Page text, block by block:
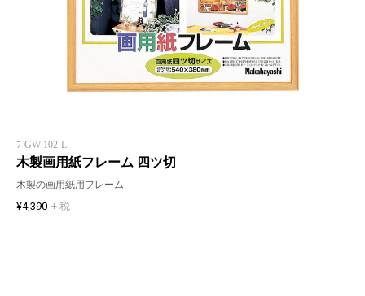
ﾌ-GW-102-L
木製画用紙フレーム 四ツ切
木製の画用紙用フレーム
¥4,390 + 税